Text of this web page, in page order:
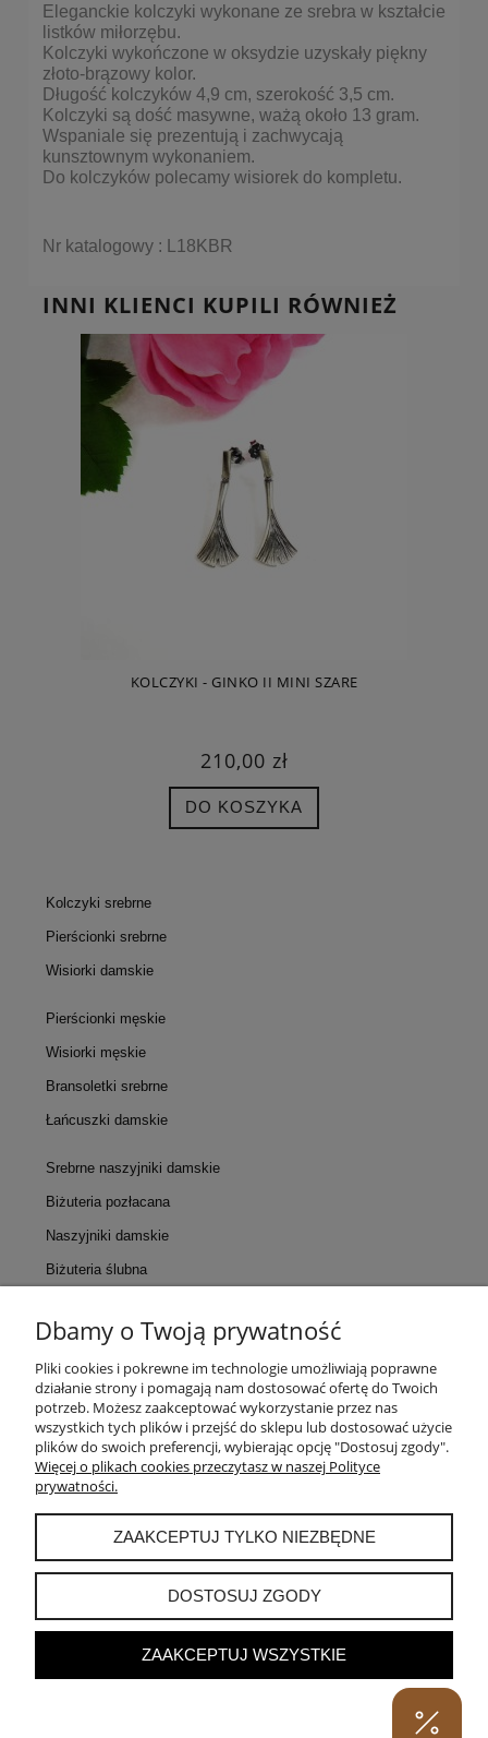
Eleganckie kolczyki wykonane ze srebra w kształcie
listków miłorzębu.
Kolczyki wykończone w oksydzie uzyskały piękny
złoto-brązowy kolor.
Długość kolczyków 4,9 cm, szerokość 3,5 cm.
Kolczyki są dość masywne, ważą około 13 gram.
Wspaniale się prezentują i zachwycają
kunsztownym wykonaniem.
Do kolczyków polecamy wisiorek do kompletu.
Nr katalogowy : L18KBR
INNI KLIENCI KUPILI RÓWNIEŻ
KOLCZYKI - GINKO II MINI SZARE
210,00 zł
DO KOSZYKA
Kolczyki srebrne
Pierścionki srebrne
Wisiorki damskie
Pierścionki męskie
Wisiorki męskie
Bransoletki srebrne
Łańcuszki damskie
Srebrne naszyjniki damskie
Biżuteria pozłacana
Naszyjniki damskie
Biżuteria ślubna
KONTAKT
POMOC
MOJE KONTO
PŁATNOŚCI I DOSTAWA
INFORMACJE
Dbamy o Twoją prywatność
Pliki cookies i pokrewne im technologie umożliwiają poprawne
działanie strony i pomagają nam dostosować ofertę do Twoich
potrzeb. Możesz zaakceptować wykorzystanie przez nas
wszystkich tych plików i przejść do sklepu lub dostosować użycie
plików do swoich preferencji, wybierając opcję "Dostosuj zgody".
Więcej o plikach cookies przeczytasz w naszej Polityce
prywatności.
ZAAKCEPTUJ TYLKO NIEZBĘDNE
DOSTOSUJ ZGODY
ZAAKCEPTUJ WSZYSTKIE